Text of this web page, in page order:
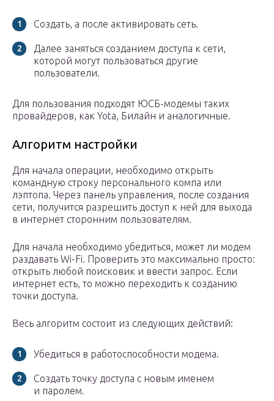
Создать, а после активировать сеть.
Далее заняться созданием доступа к сети,
которой могут пользоваться другие
пользователи.
Для пользования подходят ЮСБ-модемы таких
провайдеров, как Yota, Билайн и аналогичные.
Алгоритм настройки
Для начала операции, необходимо открыть
командную строку персонального компа или
лэптопа. Через панель управления, после создания
сети, получится разрешить доступ к ней для выхода
в интернет сторонним пользователям.
Для начала необходимо убедиться, может ли модем
раздавать Wi-Fi. Проверить это максимально просто:
открыть любой поисковик и ввести запрос. Если
интернет есть, то можно переходить к созданию
точки доступа.
Весь алгоритм состоит из следующих действий:
Убедиться в работоспособности модема.
Создать точку доступа с новым именем
и паролем.